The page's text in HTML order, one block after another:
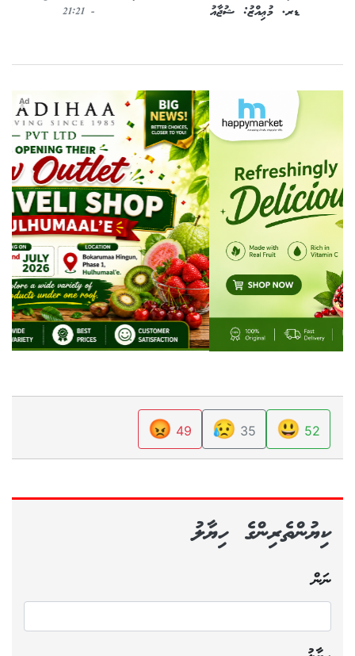
ޑރ. މުޢިއްޒު: ޝުޖާއު
- 21:21
Ad
52
😃
35
😥
49
😡
ކިޔުންތެރިންގެ ހިޔާލު
ނަން